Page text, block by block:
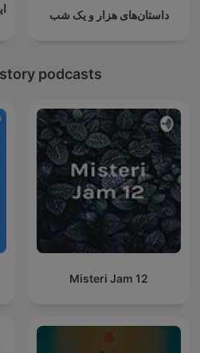
داستان‌های هزار و یک شب
podcasts
Misteri Jam 12